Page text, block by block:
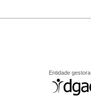
Entidade gestora